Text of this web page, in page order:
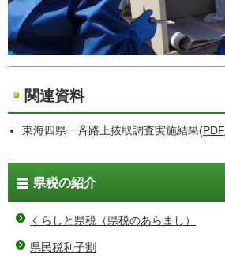
関連資料
東海四県一斉路上抜取調査実施結果(PDF
県税の紹介
くらしと県税（県税のあらまし）
県民税利子割